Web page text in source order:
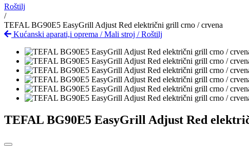
Roštilj
/
TEFAL BG90E5 EasyGrill Adjust Red električni grill crno / crvena
Kućanski aparati,i oprema /Mali stroj /Roštilj
TEFAL BG90E5 EasyGrill Adjust Red